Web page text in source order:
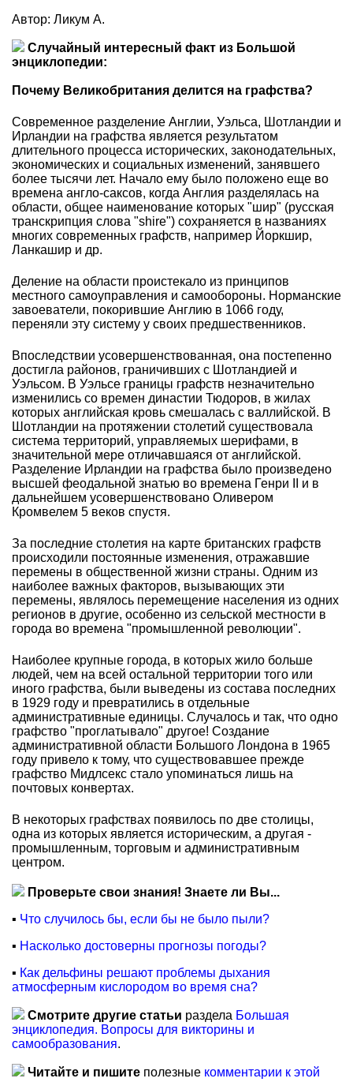
Автор: Ликум А.
Случайный интересный факт из Большой
энциклопедии:
Почему Великобритания делится на графства?
Современное разделение Англии, Уэльса, Шотландии и
Ирландии на графства является результатом
длительного процесса исторических, законодательных,
экономических и социальных изменений, занявшего
более тысячи лет. Начало ему было положено еще во
времена англо-саксов, когда Англия разделялась на
области, общее наименование которых "шир" (русская
транскрипция слова "shire") сохраняется в названиях
многих современных графств, например Йоркшир,
Ланкашир и др.
Деление на области проистекало из принципов
местного самоуправления и самообороны. Норманские
завоеватели, покорившие Англию в 1066 году,
переняли эту систему у своих предшественников.
Впоследствии усовершенствованная, она постепенно
достигла районов, граничивших с Шотландией и
Уэльсом. В Уэльсе границы графств незначительно
изменились со времен династии Тюдоров, в жилах
которых английская кровь смешалась с валлийской. В
Шотландии на протяжении столетий существовала
система территорий, управляемых шерифами, в
значительной мере отличавшаяся от английской.
Разделение Ирландии на графства было произведено
высшей феодальной знатью во времена Генри II и в
дальнейшем усовершенствовано Оливером
Кромвелем 5 веков спустя.
За последние столетия на карте британских графств
происходили постоянные изменения, отражавшие
перемены в общественной жизни страны. Одним из
наиболее важных факторов, вызывающих эти
перемены, являлось перемещение населения из одних
регионов в другие, особенно из сельской местности в
города во времена "промышленной революции".
Наиболее крупные города, в которых жило больше
людей, чем на всей остальной территории того или
иного графства, были выведены из состава последних
в 1929 году и превратились в отдельные
административные единицы. Случалось и так, что одно
графство "проглатывало" другое! Создание
административной области Большого Лондона в 1965
году привело к тому, что существовавшее прежде
графство Мидлсекс стало упоминаться лишь на
почтовых конвертах.
В некоторых графствах появилось по две столицы,
одна из которых является историческим, а другая -
промышленным, торговым и административным
центром.
Проверьте свои знания! Знаете ли Вы...
▪ Что случилось бы, если бы не было пыли?
▪ Насколько достоверны прогнозы погоды?
▪ Как дельфины решают проблемы дыхания
атмосферным кислородом во время сна?
Смотрите другие статьи раздела Большая
энциклопедия. Вопросы для викторины и
самообразования.
Читайте и пишите полезные комментарии к этой